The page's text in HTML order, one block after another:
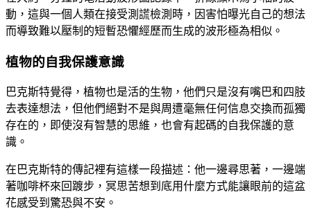
動，這與一個人類在接受測謊檢測時，因害怕曝光自己的想法
而導致難以壓制的短暫恐懼經歷而生成的波形極為相似。
植物的自我保護意識
巴克斯特覺得，植物也是活的生物，他們只是沒有嘴巴和四肢
去表達想法，但他們絕對不是與周遭毫無任何信息交換而孤獨
存在的，即使沒有智慧的思維，也會有起碼的自我保護的意
識。
在巴克斯特的傳記裡有這樣一段描述：他一邊尋思著，一邊端
著咖啡杯來回踱步，冥思苦想到底用什麼方式能讓眼前的這盆
花感受到驚恐與不安。